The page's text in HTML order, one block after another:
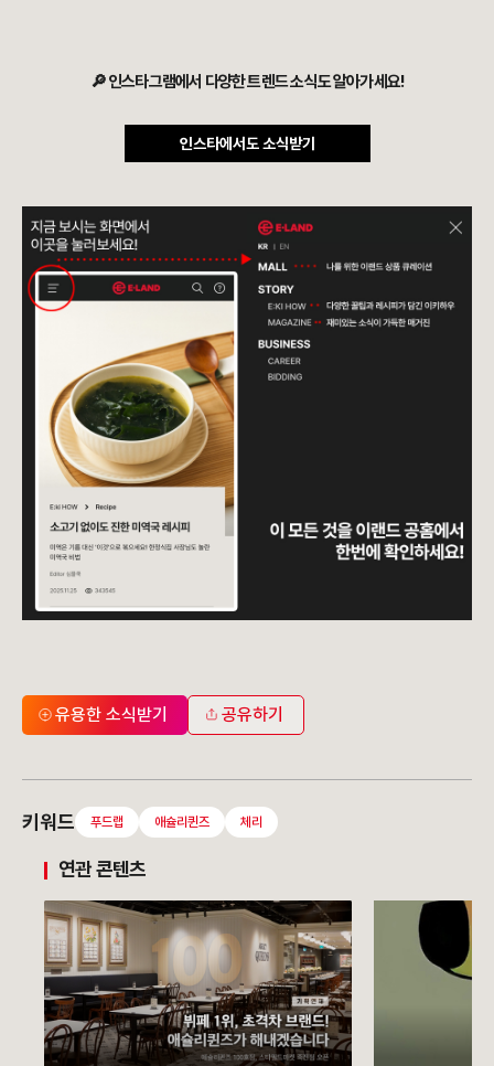
🔎 인스타그램에서 다양한 트렌드 소식도 알아가세요!
인스타에서도 소식받기
유용한 소식받기 공유하기
키워드 푸드랩 애슐리퀸즈 체리
연관 콘텐츠